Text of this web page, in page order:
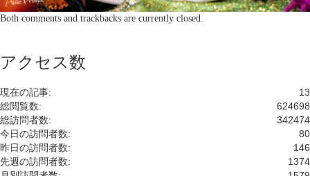
Both comments and trackbacks are currently closed.
アクセス数
13
現在の記事:
624698
総閲覧数:
342474
総訪問者数:
80
今日の訪問者数:
146
昨日の訪問者数:
1374
先週の訪問者数: